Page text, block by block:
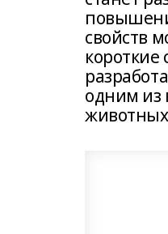
свойств
короткие
одним из